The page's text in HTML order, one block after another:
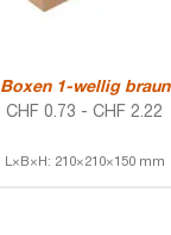
Boxen 1-wellig braun
CHF 0.73 - CHF 2.22
L×B×H: 210×210×150 mm